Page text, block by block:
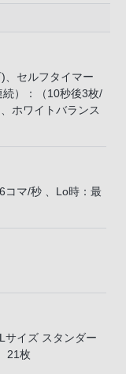
、セルフタイマー
続）：（10秒後3枚/
ホワイトバランス
コマ/秒 、Lo時：最
サイズ スタンダー
21枚